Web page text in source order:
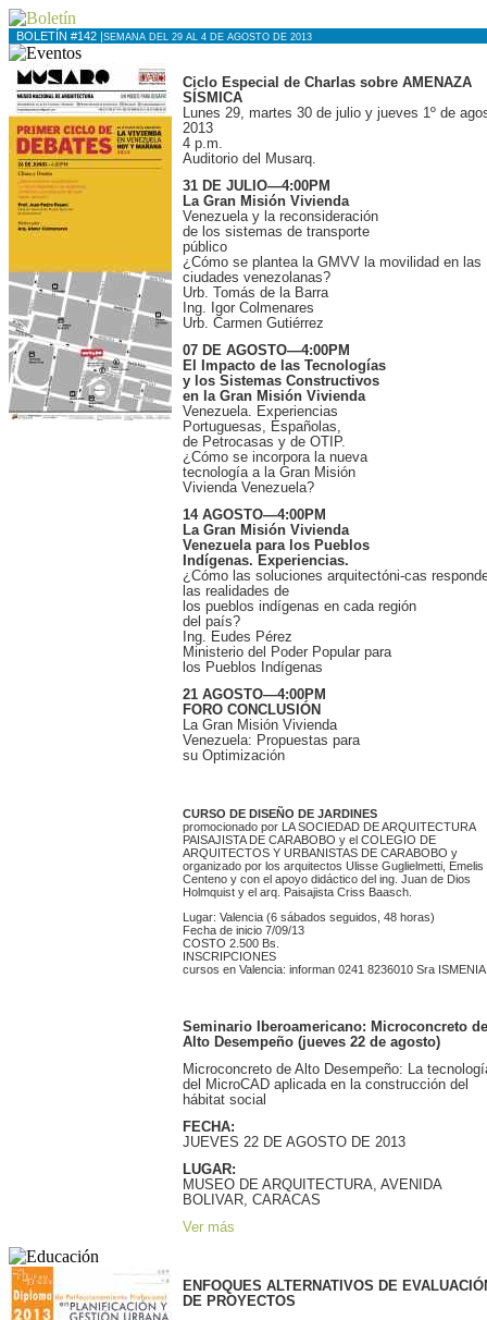
BOLETÍN #142 |SEMANA DEL 29 AL 4 DE AGOSTO DE 2013
Ciclo Especial de Charlas sobre AMENAZA
SÍSMICA
Lunes 29, martes 30 de julio y jueves 1º de
2013
4 p.m.
Auditorio del Musarq.
31 DE JULIO—4:00PM
La Gran Misión Vivienda
Venezuela y la reconsideración
de los sistemas de transporte
público
¿Cómo se plantea la GMVV la movilidad en las
ciudades venezolanas?
Urb. Tomás de la Barra
Ing. Igor Colmenares
Urb. Carmen Gutiérrez
07 DE AGOSTO—4:00PM
El Impacto de las Tecnologías
y los Sistemas Constructivos
en la Gran Misión Vivienda
Venezuela. Experiencias
Portuguesas, Españolas,
de Petrocasas y de OTIP.
¿Cómo se incorpora la nueva
tecnología a la Gran Misión
Vivienda Venezuela?
14 AGOSTO—4:00PM
La Gran Misión Vivienda
Venezuela para los Pueblos
Indígenas. Experiencias.
¿Cómo las soluciones arquitectóni-cas
las realidades de
los pueblos indígenas en cada región
del país?
Ing. Eudes Pérez
Ministerio del Poder Popular para
los Pueblos Indígenas
21 AGOSTO—4:00PM
FORO CONCLUSIÓN
La Gran Misión Vivienda
Venezuela: Propuestas para
su Optimización
CURSO DE DISEÑO DE JARDINES
promocionado por LA SOCIEDAD DE ARQUITECTURA
PAISAJISTA DE CARABOBO y el COLEGIO DE
ARQUITECTOS Y URBANISTAS DE CARABOBO y
organizado por los arquitectos Ulisse Guglielmetti, Emelis
Centeno y con el apoyo didáctico del ing. Juan de Dios
Holmquist y el arq. Paisajista Criss Baasch.
Lugar: Valencia (6 sábados seguidos, 48 horas)
Fecha de inicio 7/09/13
COSTO 2.500 Bs.
INSCRIPCIONES
cursos en Valencia: informan 0241 8236010 Sra ISMENIA
Seminario Iberoamericano: Microconcreto de
Alto Desempeño (jueves 22 de agosto)
Microconcreto de Alto Desempeño: La
del MicroCAD aplicada en la construcción del
hábitat social
FECHA:
JUEVES 22 DE AGOSTO DE 2013
LUGAR:
MUSEO DE ARQUITECTURA, AVENIDA
BOLIVAR, CARACAS
Ver más
ENFOQUES ALTERNATIVOS DE
DE PROYECTOS